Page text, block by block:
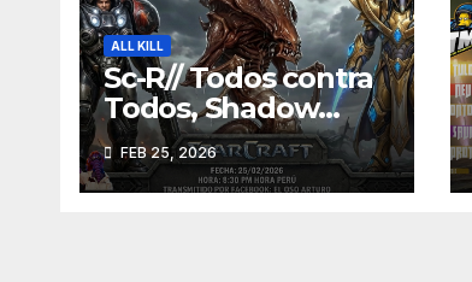
ALL KILL
Sc-R// Todos contra
Todos, Shadow
Team
FEB 25, 2026